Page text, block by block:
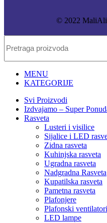
© 2022
MENU
KATEGORIJE
Svi Proizvodi
Izdvajamo – Super
Rasveta
Lusteri i visilice
Sijalice i LED
Zidna rasveta
Kuhinjska rasveta
Ugradna rasveta
Nadgradna Rasveta
Kupatilska rasveta
Pametna rasveta
Plafonjere
Plafonski ventilatori
LED lampe